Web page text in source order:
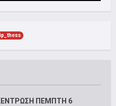
ΠΕΜΠΤΗ 6